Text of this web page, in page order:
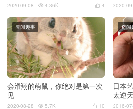
 4
2020-09-08  4.36K 2020-
会滑翔的萌鼠，你绝对是第一次
见
奇闻趣事
 10
2020-08-28  5.7K
日本
太逆
奇闻
2016-